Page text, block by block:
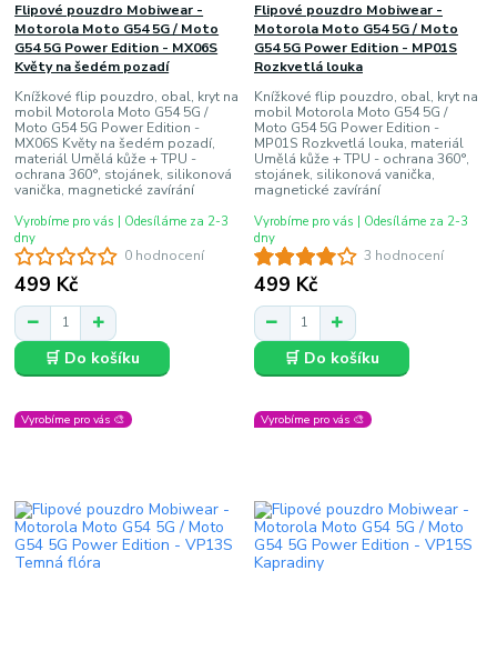
0 hodnocení
Flipové pouzdro Mobiwear -
Motorola Moto G54 5G / Moto
G54 5G Power Edition - MX06S
Květy na šedém pozadí
Knížkové flip pouzdro, obal, kryt na
mobil Motorola Moto G54 5G /
Moto G54 5G Power Edition -
MX06S Květy na šedém pozadí,
materiál Umělá kůže + TPU -
ochrana 360°, stojánek, silikonová
vanička, magnetické zavírání
499 Kč
Vyrobíme pro vás | Odesíláme za 2-3
dny
🛒 Do košíku
3 hodnocení
Flipové pouzdro Mobiwear -
Motorola Moto G54 5G / Moto
G54 5G Power Edition - MP01S
Rozkvetlá louka
Knížkové flip pouzdro, obal, kryt na
mobil Motorola Moto G54 5G /
Moto G54 5G Power Edition -
MP01S Rozkvetlá louka, materiál
Umělá kůže + TPU - ochrana 360°,
stojánek, silikonová vanička,
magnetické zavírání
499 Kč
Vyrobíme pro vás | Odesíláme za 2-3
dny
🛒 Do košíku
Vyrobíme pro vás 🎨 Vyrobíme pro vás 🎨